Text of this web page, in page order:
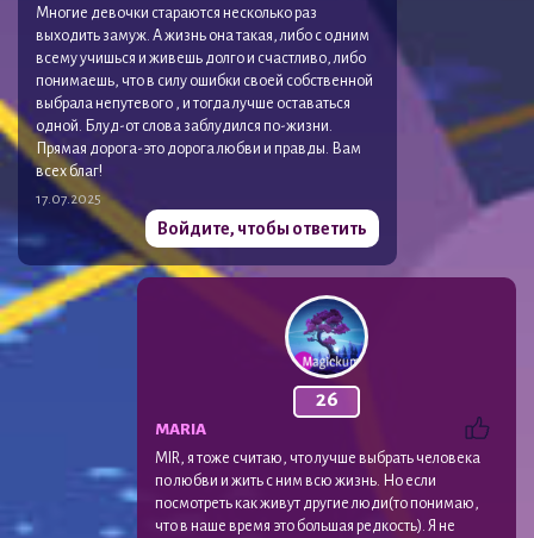
Многие девочки стараются несколько раз
выходить замуж. А жизнь она такая, либо с одним
всему учишься и живешь долго и счастливо, либо
понимаешь, что в силу ошибки своей собственной
выбрала непутевого , и тогда лучше оставаться
одной. Блуд-от слова заблудился по-жизни.
Прямая дорога-это дорога любви и правды. Вам
всех благ!
17.07.2025
Войдите, чтобы ответить
26
MARIA
MIR, я тоже считаю, что лучше выбрать человека
по любви и жить с ним всю жизнь. Но если
посмотреть как живут другие люди(то понимаю,
что в наше время это большая редкость). Я не